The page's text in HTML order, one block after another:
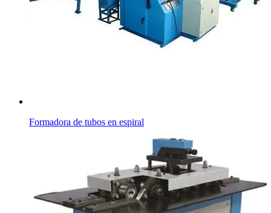
Formadora de tubos en espiral